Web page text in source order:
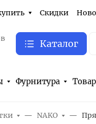
Скидки
Каталог
Фурнитура
NAKO